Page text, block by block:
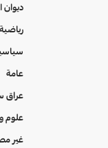
ديوان
رياضية
عامة
عراق
علوم
غير